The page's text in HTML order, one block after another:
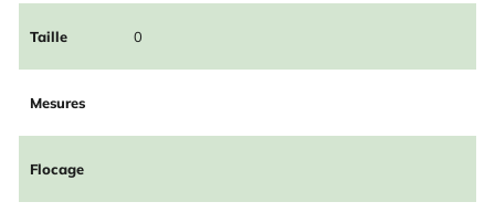
Taille 0
Mesures
Flocage